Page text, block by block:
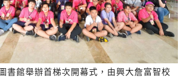
書館舉辦首梯次開幕式，由興大詹富智校